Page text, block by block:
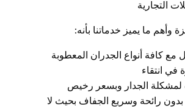
التجارية
وأهم ما يميز خدماتنا بأنه:
مع كافة أنواع الجدران المعطوبة
في انتقاء
لمشكلة الجدار وبسعر رخيص
بدون رائحة وسريع الجفاف بحيث لا